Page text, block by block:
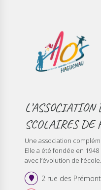
SCOLAIRES DE
Une association
Elle a été fondée en
avec l’évolution de l‘école.
2 rue des